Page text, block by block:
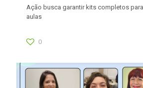
Ação busca garantir kits completos
aulas
0